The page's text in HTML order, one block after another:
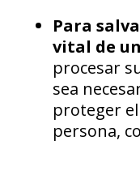
Para
vital de
procesar
sea
proteger
persona,